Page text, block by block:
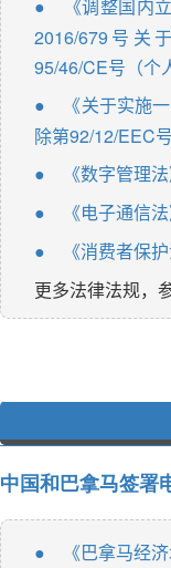
●
《调整国内
2016/679号关
95/46/CE号（个
●
《关于实施
除第92/12/EEC
● 《数字管理法
● 《电子通信法
●
《消费者保护
更多法律法规，
中国和巴拿马签署
● 《巴拿马经